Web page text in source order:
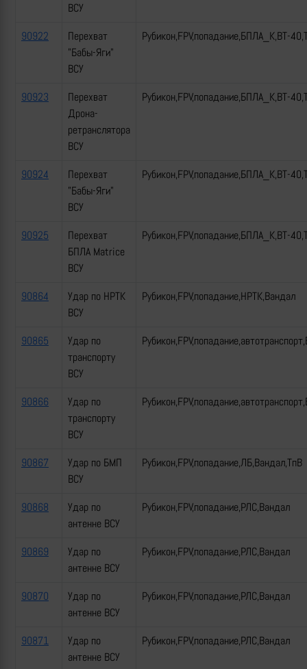
ВСУ
90922
Перехват
"Бабы-Яги"
ВСУ
Рубикон,FPV,попадание,БПЛА_К,ВТ-
90923
Перехват
Дрона-
ретранслятора
ВСУ
Рубикон,FPV,попадание,БПЛА_К,ВТ-
90924
Перехват
"Бабы-Яги"
ВСУ
Рубикон,FPV,попадание,БПЛА_К,ВТ-
90925
Перехват
БПЛА Matrice
ВСУ
Рубикон,FPV,попадание,БПЛА_К,ВТ-
90864
Удар по НРТК
ВСУ
Рубикон,FPV,попадание,НРТК,Вандал
90865
Удар по
транспорту
ВСУ
90866
Удар по
транспорту
ВСУ
90867
Удар по БМП
ВСУ
Рубикон,FPV,попадание,ЛБ,Вандал,ТпВ
90868
Удар по
антенне ВСУ
Рубикон,FPV,попадание,РЛС,Вандал
90869
Удар по
антенне ВСУ
Рубикон,FPV,попадание,РЛС,Вандал
90870
Удар по
антенне ВСУ
Рубикон,FPV,попадание,РЛС,Вандал
90871
Удар по
антенне ВСУ
Рубикон,FPV,попадание,РЛС,Вандал